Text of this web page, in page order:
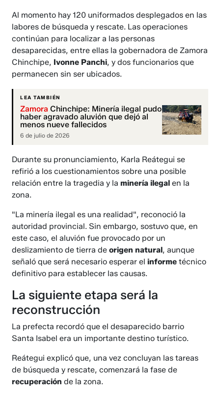
Al momento hay 120 uniformados desplegados en las
labores de búsqueda y rescate. Las operaciones
continúan para localizar a las personas
desaparecidas, entre ellas la gobernadora de Zamora
Chinchipe, Ivonne Panchi, y dos funcionarios que
permanecen sin ser ubicados.
LEA TAMBIÉN
Zamora Chinchipe: Minería ilegal pudo
haber agravado aluvión que dejó al
menos nueve fallecidos
6 de julio de 2026
Durante su pronunciamiento, Karla Reátegui se
refirió a los cuestionamientos sobre una posible
relación entre la tragedia y laminería ilegal en la
zona.
"La minería ilegal es una realidad", reconoció la
autoridad provincial. Sin embargo, sostuvo que, en
este caso, el aluvión fue provocado por un
deslizamiento de tierra deorigen natural, aunque
señaló que será necesario esperar elinforme técnico
definitivo para establecer las causas.
La siguiente etapa será la
reconstrucción
La prefecta recordó que el desaparecido barrio
Santa Isabel era un importante destino turístico.
Reátegui explicó que, una vez concluyan las tareas
de búsqueda y rescate, comenzará la fase de
recuperación de la zona.